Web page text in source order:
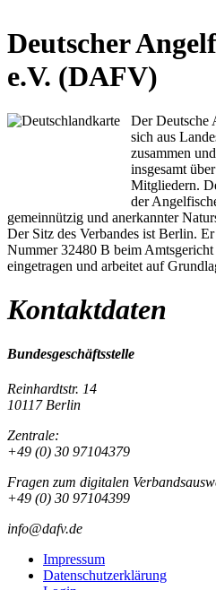
Deutscher
e.V. (DAFV)
Der Deutsche
sich aus
zusammen
insgesamt
Mitgliedern.
der
gemeinnützig und anerkannter
Der Sitz des Verbandes ist Berlin.
Nummer 32480 B beim
eingetragen und arbeitet auf
Kontaktdaten
Bundesgeschäftsstelle
Reinhardtstr. 14
10117 Berlin
Zentrale:
+49 (0) 30 97104379
Fragen zum digitalen
+49 (0) 30 97104399
info@dafv.de
Impressum
Datenschutzerklärung